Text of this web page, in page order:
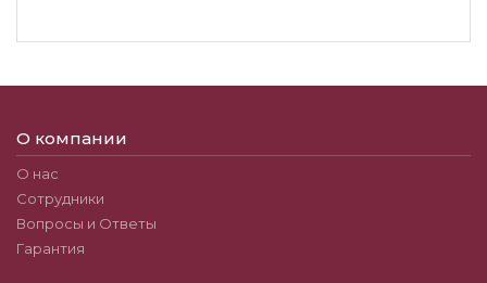
О компании
О нас
Сотрудники
Вопросы и Ответы
Гарантия